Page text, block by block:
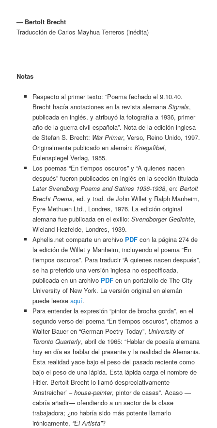
— Bertolt Brecht
Traducción de Carlos Mayhua Terreros (inédita)
Notas
Respecto al primer texto: “Poema fechado el 9.10.40.
Brecht hacía anotaciones en la revista alemana Signals,
publicada en inglés, y atribuyó la fotografía a 1936, primer
año de la guerra civil española”. Nota de la edición inglesa
de Stefan S. Brecht: War Primer, Verso, Reino Unido, 1997.
Originalmente publicado en alemán: Kriegsfibel,
Eulenspiegel Verlag, 1955.
Los poemas “En tiempos oscuros” y “A quienes nacen
después” fueron publicados en inglés en la sección titulada
Later Svendborg Poems and Satires 1936-1938, en: Bertolt
Brecht Poems, ed. y trad. de John Willet y Ralph Manheim,
Eyre Methuen Ltd., Londres, 1976. La edición original
alemana fue publicada en el exilio: Svendborger Gedichte,
Wieland Hezfelde, Londres, 1939.
Aphelis.net comparte un archivo PDFcon la página 274 de
la edición de Willet y Manheim, incluyendo el poema “En
tiempos oscuros”. Para traducir “A quienes nacen después”,
se ha preferido una versión inglesa no especificada,
publicada en un archivo PDF en un portafolio de The City
University of New York. La versión original en alemán
puede leerse aquí.
Para entender la expresión “pintor de brocha gorda”, en el
segundo verso del poema “En tiempos oscuros”, citamos a
Walter Bauer en “German Poetry Today”, University of
Toronto Quarterly, abril de 1965: “Hablar de poesía alemana
hoy en día es hablar del presente y la realidad de Alemania.
Esta realidad yace bajo el peso del pasado reciente como
bajo el peso de una lápida. Esta lápida carga el nombre de
Hitler. Bertolt Brecht lo llamó despreciativamente
‘Anstreicher’ –house-painter, pintor de casas”. Acaso —
cabría añadir— ofendiendo a un sector de la clase
trabajadora; ¿no habría sido más potente llamarlo
irónicamente, “El Artista”?